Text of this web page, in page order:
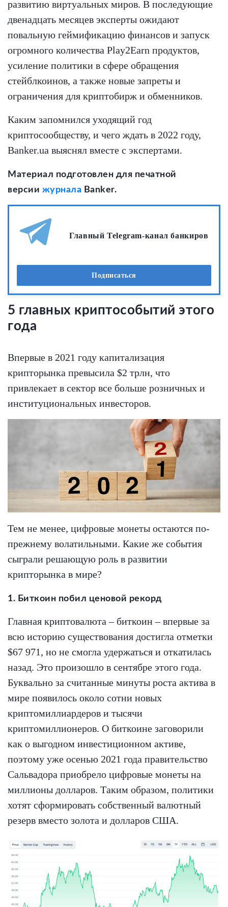
развитию виртуальных миров. В последующие
двенадцать месяцев эксперты ожидают
повальную геймификацию финансов и запуск
огромного количества Play2Earn продуктов,
усиление политики в сфере обращения
стейблкоинов, а также новые запреты и
ограничения для криптобирж и обменников.
Каким запомнился уходящий год
криптосообществу, и чего ждать в 2022 году,
Banker.ua выяснял вместе с экспертами.
Материал подготовлен для печатной
версии журнала Banker.
Главный Telegram-канал банкиров
Подписаться
5 главных криптособытий этого
года
Впервые в 2021 году капитализация
крипторынка превысила $2 трлн, что
привлекает в сектор все больше розничных и
институциональных инвесторов.
Тем не менее, цифровые монеты остаются по-
прежнему волатильными. Какие же события
сыграли решающую роль в развитии
крипторынка в мире?
1. Биткоин побил ценовой рекорд
Главная криптовалюта – биткоин – впервые за
всю историю существования достигла отметки
$67 971, но не смогла удержаться и откатилась
назад. Это произошло в сентябре этого года.
Буквально за считанные минуты роста актива в
мире появилось около сотни новых
криптомиллиардеров и тысячи
криптомиллионеров. О биткоине заговорили
как о выгодном инвестиционном активе,
поэтому уже осенью 2021 года правительство
Сальвадора приобрело цифровые монеты на
миллионы долларов. Таким образом, политики
хотят сформировать собственный валютный
резерв вместо золота и долларов США.